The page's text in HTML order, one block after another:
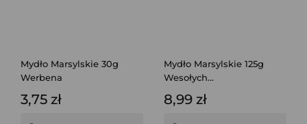
Mydło Marsylskie 30g
Werbena
3,75 zł
Mydło Marsylskie 125g
Wesołych...
8,99 zł